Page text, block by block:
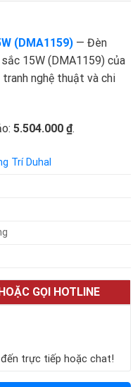
(DMA1159) — Đèn
15W (DMA1159) của
nghệ thuật và chi
5.504.000 ₫.
Trí Duhal
GỌI HOTLINE
trực tiếp hoặc chat!